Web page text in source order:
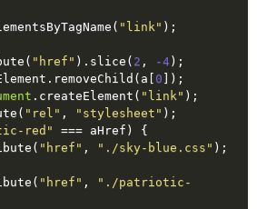
"link" );
"href" ).slice( 2 , -4);
0 ]);
.createElement( "link" );
"rel" , "stylesheet" );
red"
=== aHref) {
"href" , "./sky-blue.css" );
"href" ,
"./patriotic-